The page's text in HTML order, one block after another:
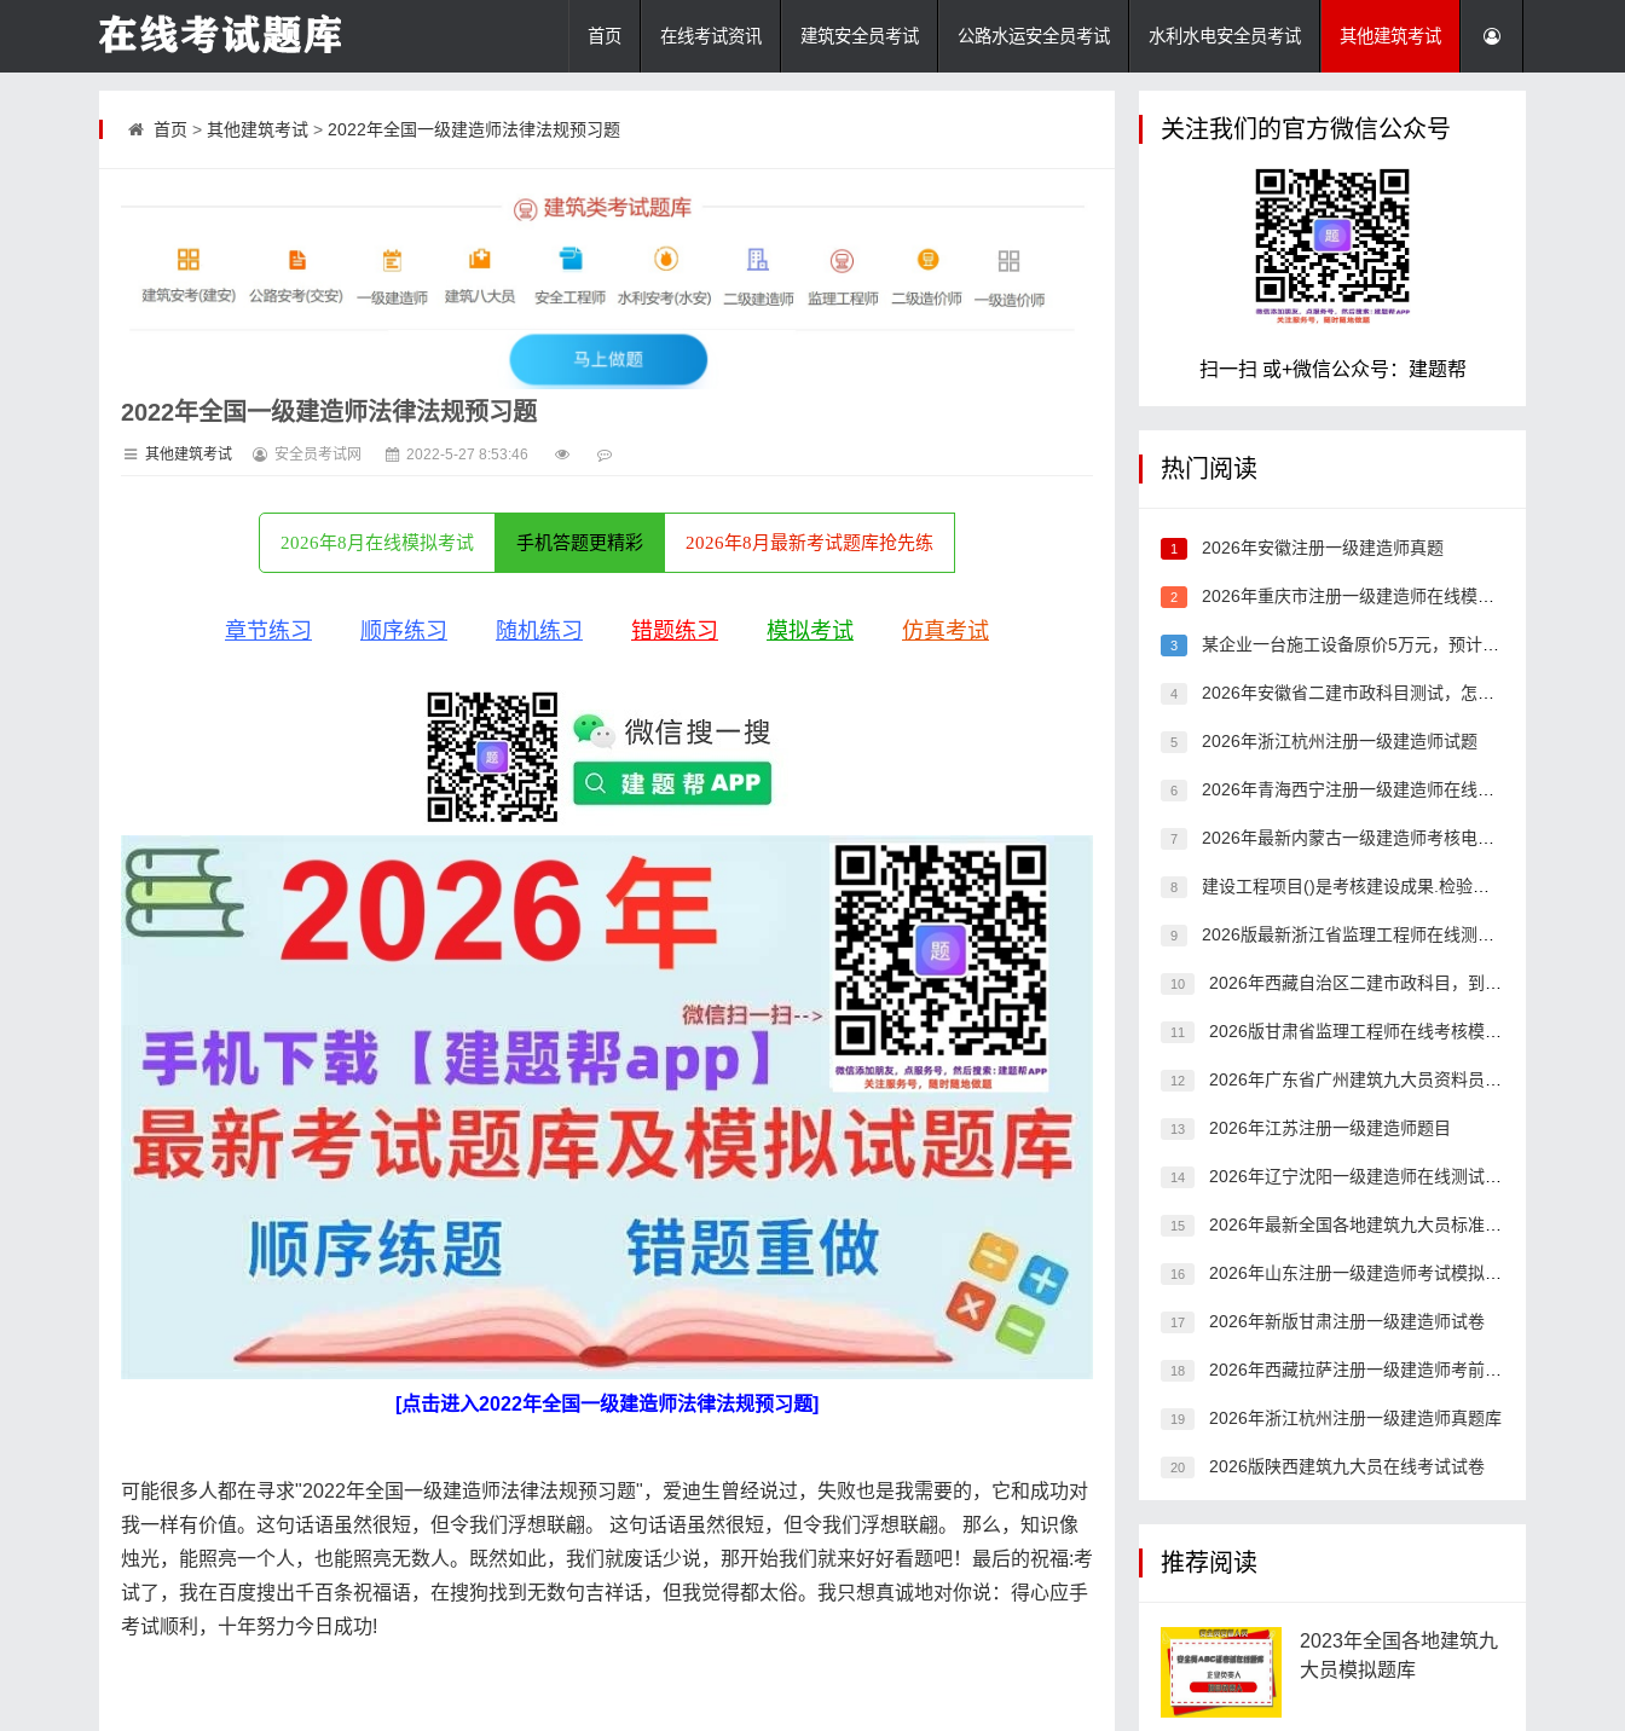
首页 在线考试资讯 建筑安全员考试 公路水运安全员考试 水利水电安全员考试 其他建筑考试
首页 > 其他建筑考试> 2022年全国一级建造师法律法规预习题
2022年全国一级建造师法律法规预习题
其他建筑考试 安全员考试网 2022-5-27 8:53:46
2026年8月在线模拟考试 手机答题更精彩 2026年8月最新考试题库抢先练
章节练习 顺序练习 随机练习 错题练习 模拟考试 仿真考试
[点击进入2022年全国一级建造师法律法规预习题]
可能很多人都在寻求"2022年全国一级建造师法律法规预习题"，爱迪生曾经说过，失败也是我需要的，它和成功对
我一样有价值。这句话语虽然很短，但令我们浮想联翩。 这句话语虽然很短，但令我们浮想联翩。 那么，知识像
烛光，能照亮一个人，也能照亮无数人。既然如此，我们就废话少说，那开始我们就来好好看题吧！最后的祝福:考
试了，我在百度搜出千百条祝福语，在搜狗找到无数句吉祥话，但我觉得都太俗。我只想真诚地对你说：得心应手
考试顺利，十年努力今日成功!
关注我们的官方微信公众号
扫一扫 或+微信公众号：建题帮
热门阅读
1 2026年安徽注册一级建造师真题
2 2026年重庆市注册一级建造师在线模拟考试电子题库
3 某企业一台施工设备原价5万元，预计净残值10％，可工作1000个小时。投入使用后，前三年各年的实际工作台班数为:第一年200个小时，第二年150个小时，第三年150个小时。若按工作量法计提折旧，则该施工设备前三年的折旧额合计为()。
4 2026年安徽省二建市政科目测试，怎么考？
5 2026年浙江杭州注册一级建造师试题
6 2026年青海西宁注册一级建造师在线测试模拟练习题
7 2026年最新内蒙古一级建造师考核电子题库
8 建设工程项目()是考核建设成果.检验设计和施工质量的关键步骤，是由投资成果转入生产或使用的标志。
9 2026版最新浙江省监理工程师在线测试电子题库
10 2026年西藏自治区二建市政科目，到底有多难考过？
11 2026版甘肃省监理工程师在线考核模拟练习题
12 2026年广东省广州建筑九大员资料员，到底难不难考？
13 2026年江苏注册一级建造师题目
14 2026年辽宁沈阳一级建造师在线测试模拟题
15 2026年最新全国各地建筑九大员标准员考试题型
16 2026年山东注册一级建造师考试模拟习题
17 2026年新版甘肃注册一级建造师试卷
18 2026年西藏拉萨注册一级建造师考前押题
19 2026年浙江杭州注册一级建造师真题库
20 2026版陕西建筑九大员在线考试试卷
推荐阅读
2023年全国各地建筑九
大员模拟题库